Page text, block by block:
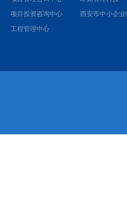
项目投资咨询中心
工程管理中心